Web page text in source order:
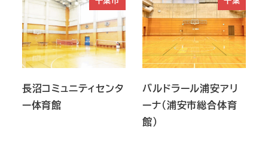
長沼コミュニティセンタ
ー体育館
バルドラール浦安アリ
ーナ（浦安市総合体育
館）